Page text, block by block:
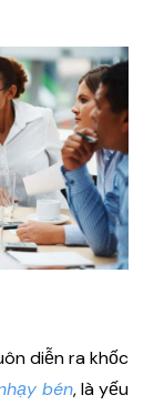
diễn ra khốc
bén, là yếu